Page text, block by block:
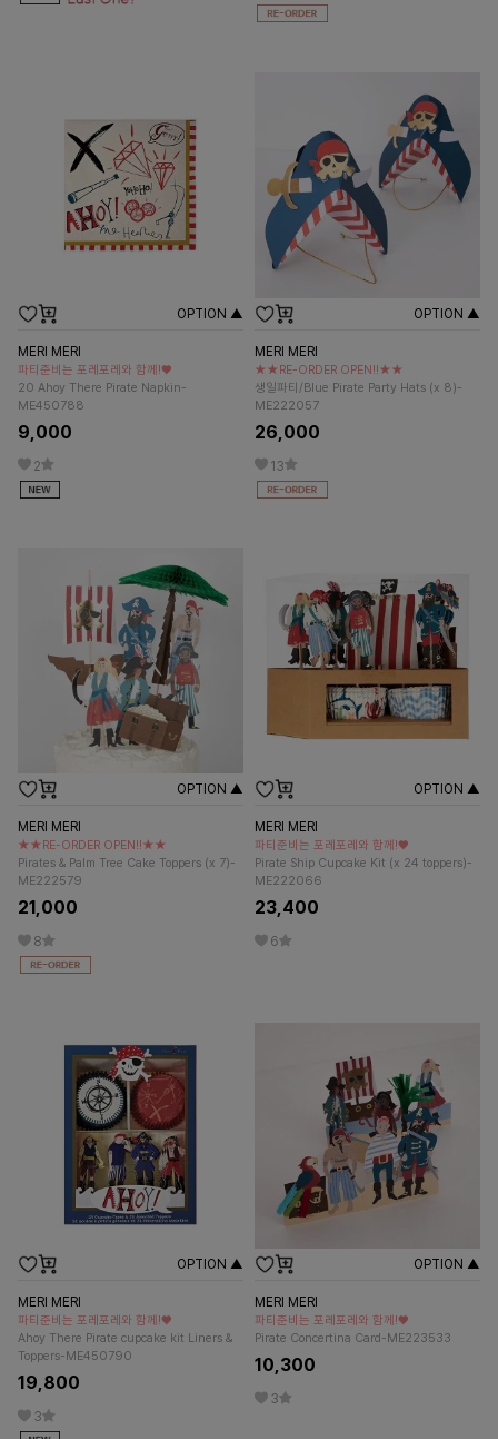
OPTION ▲
MERI MERI
파티준비는 포레포레와 함께!♥
20 Ahoy There Pirate Napkin-
ME450788
9,000
2
OPTION ▲
MERI MERI
★★RE-ORDER OPEN!!★★
생일파티/Blue Pirate Party Hats (x 8)-
ME222057
26,000
13
OPTION ▲
MERI MERI
★★RE-ORDER OPEN!!★★
Pirates & Palm Tree Cake Toppers (x 7)-
ME222579
21,000
8
OPTION ▲
MERI MERI
파티준비는 포레포레와 함께!♥
Pirate Ship Cupcake Kit (x 24 toppers)-
ME222066
23,400
6
OPTION ▲
MERI MERI
파티준비는 포레포레와 함께!♥
Ahoy There Pirate cupcake kit Liners &
Toppers-ME450790
19,800
3
OPTION ▲
MERI MERI
파티준비는 포레포레와 함께!♥
Pirate Concertina Card-ME223533
10,300
3